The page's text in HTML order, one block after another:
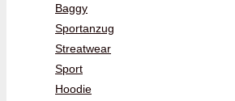
Baggy
Sportanzug
Streatwear
Sport
Hoodie